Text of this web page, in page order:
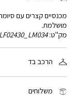
הרכב בד
משלוחים
מכנסיים קצרים עם
מושלמת.
מק"ט: LF02430_LM034